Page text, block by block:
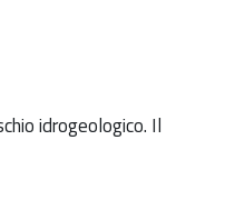
idrogeologico. Il